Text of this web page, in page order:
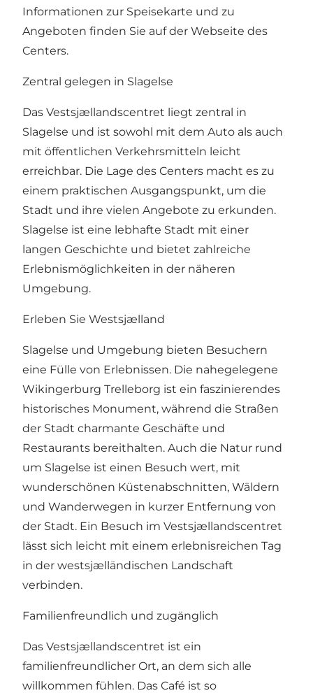
Informationen zur Speisekarte und zu
Angeboten finden Sie auf der Webseite des
Centers.
Zentral gelegen in Slagelse
Das Vestsjællandscentret liegt zentral in
Slagelse und ist sowohl mit dem Auto als auch
mit öffentlichen Verkehrsmitteln leicht
erreichbar. Die Lage des Centers macht es zu
einem praktischen Ausgangspunkt, um die
Stadt und ihre vielen Angebote zu erkunden.
Slagelse ist eine lebhafte Stadt mit einer
langen Geschichte und bietet zahlreiche
Erlebnismöglichkeiten in der näheren
Umgebung.
Erleben Sie Westsjælland
Slagelse und Umgebung bieten Besuchern
eine Fülle von Erlebnissen. Die nahegelegene
Wikingerburg Trelleborg ist ein faszinierendes
historisches Monument, während die Straßen
der Stadt charmante Geschäfte und
Restaurants bereithalten. Auch die Natur rund
um Slagelse ist einen Besuch wert, mit
wunderschönen Küstenabschnitten, Wäldern
und Wanderwegen in kurzer Entfernung von
der Stadt. Ein Besuch im Vestsjællandscentret
lässt sich leicht mit einem erlebnisreichen Tag
in der westsjælländischen Landschaft
verbinden.
Familienfreundlich und zugänglich
Das Vestsjællandscentret ist ein
familienfreundlicher Ort, an dem sich alle
willkommen fühlen. Das Café ist so